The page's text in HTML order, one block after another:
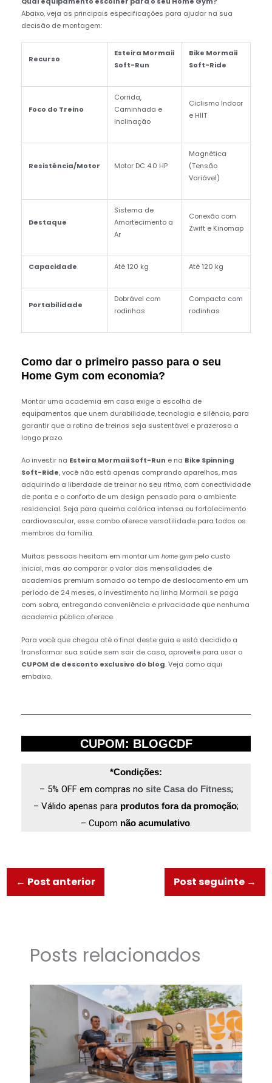
Abaixo, veja as principais especificações para ajudar na sua
decisão de montagem:
Recurso
Esteira Mormaii
Soft-Run
Bike Mormaii
Soft-Ride
Foco do Treino
Corrida,
Caminhada e
Inclinação
Ciclismo Indoor
e HIIT
Resistência/Motor Motor DC 4.0 HP
Magnética
(Tensão
Variável)
Destaque
Sistema de
Amortecimento a
Ar
Conexão com
Zwift e Kinomap
Capacidade Até 120 kg Até 120 kg
Portabilidade
Dobrável com
rodinhas
Compacta com
rodinhas
Como dar o primeiro passo para o seu
Home Gym com economia?
Montar uma academia em casa exige a escolha de
equipamentos que unem durabilidade, tecnologia e silêncio, para
garantir que a rotina de treinos seja sustentável e prazerosa a
longo prazo.
Ao investir na Esteira Mormaii Soft-Run e na Bike Spinning
Soft-Ride, você não está apenas comprando aparelhos, mas
adquirindo a liberdade de treinar no seu ritmo, com conectividade
de ponta e o conforto de um design pensado para o ambiente
residencial. Seja para queima calórica intensa ou fortalecimento
cardiovascular, esse combo oferece versatilidade para todos os
membros da família.
Muitas pessoas hesitam em montar um home gympelo custo
inicial, mas ao comparar o valor das mensalidades de
academias premium somado ao tempo de deslocamento em um
período de 24 meses, o investimento na linha Mormaii se paga
com sobra, entregando conveniência e privacidade que nenhuma
academia pública oferece.
Para você que chegou até o final deste guia e está decidido a
transformar sua saúde sem sair de casa, aproveite para usar o
CUPOM de desconto exclusivo do blog. Veja como aqui
embaixo.
CUPOM: BLOGCDF
*Condições:
– 5% OFF em compras no site Casa do Fitness;
– Válido apenas para produtos fora da promoção;
– Cupom não acumulativo.
← Post anterior Post seguinte →
Posts relacionados